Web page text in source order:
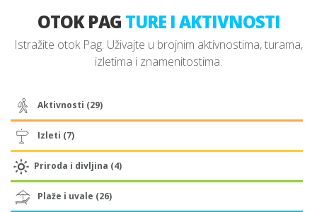
OTOK PAG TURE I AKTIVNOSTI
Istražite otok Pag. Uživajte u brojnim aktivnostima, turama,
izletima i znamenitostima.
Aktivnosti (29)
Izleti (7)
Priroda i divljina (4)
Plaže i uvale (26)